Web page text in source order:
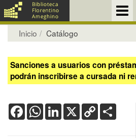
Inicio Catálogo
Sanciones a usuarios con
podrán inscribirse a cursada ni
FacebookWhatsApp
LinkedIn
X Copy
Link